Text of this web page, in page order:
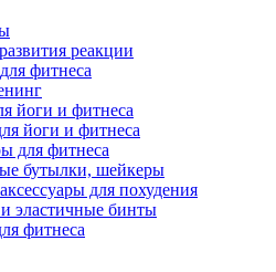
реакции
фитнеса
йоги и фитнеса
йоги и фитнеса
для фитнеса
бутылки, шейкеры
для похудения
эластичные бинты
фитнеса